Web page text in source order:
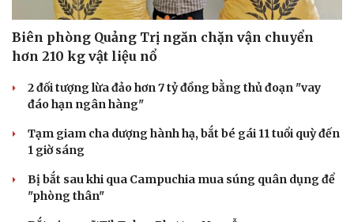
Biên phòng Quảng Trị ngăn chặn vận chuyển
hơn 210 kg vật liệu nổ
2 đối tượng lừa đảo hơn 7 tỷ đồng bằng thủ đoạn "vay
đáo hạn ngân hàng"
Tạm giam cha dượng hành hạ, bắt bé gái 11 tuổi quỳ đến
1 giờ sáng
Bị bắt sau khi qua Campuchia mua súng quân dụng để
"phòng thân"